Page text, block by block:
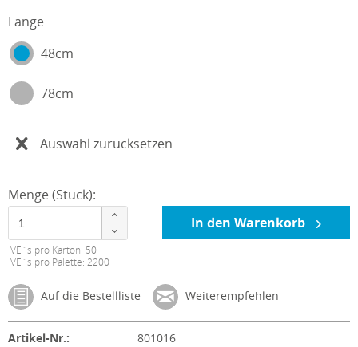
Länge
48cm
78cm
Auswahl zurücksetzen
Menge (Stück):
VE´s pro Karton: 50
VE´s pro Palette: 2200
In den Warenkorb
Auf die Bestellliste Weiterempfehlen
Artikel-Nr.:
801016